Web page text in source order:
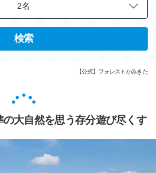
検索
【公式】フォレストかみきた
大自然を思う存分遊び尽くす